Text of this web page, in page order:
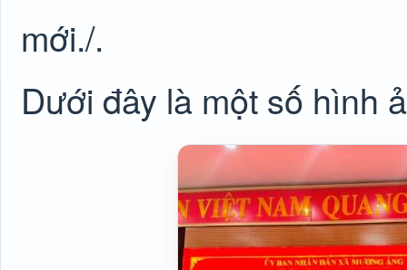
mới./.
Dưới đây là một số hình